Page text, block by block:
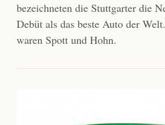
bezeichneten die Stuttgarter die
Debüt als das beste Auto der
waren Spott und Hohn.